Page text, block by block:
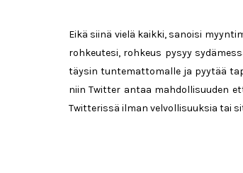
Eikä siinä vielä kaikki, sanoisi
rohkeutesi, rohkeus pysyy
täysin tuntemattomalle ja pyytää
niin Twitter antaa mahdollisuuden
Twitterissä ilman velvollisuuksia tai